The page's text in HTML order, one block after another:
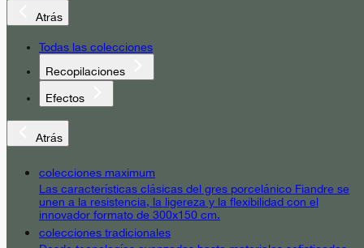
Atrás
Todas las colecciones
Recopilaciones
Efectos
Atrás
colecciones maximum
Las características clásicas del gres porcelánico Fiandre se
unen a la resistencia, la ligereza y la flexibilidad con el
innovador formato de 300x150 cm.
colecciones tradicionales